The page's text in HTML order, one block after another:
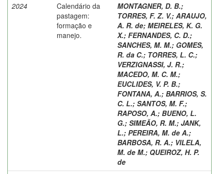
2024
Calendário da
pastagem:
formação e
manejo.
MONTAGNER, D. B.;
TORRES, F. Z. V.; ARAUJO,
A. R. de; MEIRELES, K. G.
X.; FERNANDES, C. D.;
SANCHES, M. M.; GOMES,
R. da C.; TORRES, L. C.;
VERZIGNASSI, J. R.;
MACEDO, M. C. M.;
EUCLIDES, V. P. B.;
FONTANA, A.; BARRIOS, S.
C. L.; SANTOS, M. F.;
RAPOSO, A.; BUENO, L.
G.; SIMEÃO, R. M.; JANK,
L.; PEREIRA, M. de A.;
BARBOSA, R. A.; VILELA,
M. de M.; QUEIROZ, H. P.
de